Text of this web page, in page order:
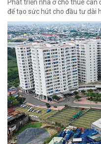
Phát triển nhà ở cho thuê cần
để tạo sức hút cho đầu tư dài